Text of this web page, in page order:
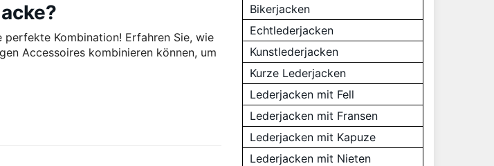
perfekte Kombination! Erfahren Sie, wie
Accessoires kombinieren können, um
Bikerjacken
Echtlederjacken
Kunstlederjacken
Kurze Lederjacken
Lederjacken mit Fell
Lederjacken mit Fransen
Lederjacken mit Kapuze
Lederjacken mit Nieten